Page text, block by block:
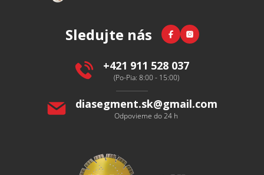
Sledujte nás Facebook
Instagram
+421 911 528 037
(Po-Pia: 8:00 - 15:00)
diasegment.sk@gmail.com
Odpovieme do 24 h